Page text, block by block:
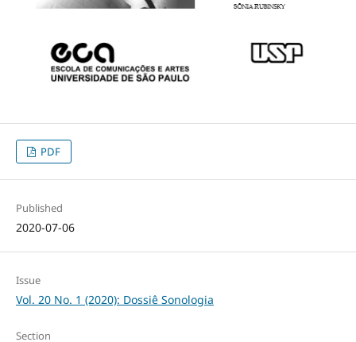
PDF
Published
2020-07-06
Issue
Vol. 20 No. 1 (2020): Dossiê Sonologia
Section